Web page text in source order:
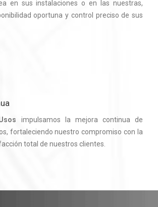
en sus instalaciones o en las nuestras,
oportuna y control preciso de sus
impulsamos la mejora continua de
fortaleciendo nuestro compromiso con la
total de nuestros clientes.